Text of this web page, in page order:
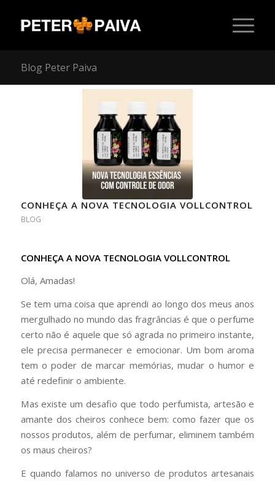
Blog Peter Paiva
CONHEÇA A NOVA TECNOLOGIA VOLLCONTROL
BLOG
CONHEÇA A NOVA TECNOLOGIA VOLLCONTROL
Olá, Amadas!
Se tem uma coisa que aprendi ao longo dos meus anos
mergulhado no mundo das fragrâncias é que o perfume
certo não é aquele que só agrada no primeiro instante,
ele precisa permanecer e emocionar. Um bom aroma
tem o poder de marcar memórias, mudar o humor e
até redefinir o ambiente.
Mas existe um desafio que todo perfumista, artesão e
amante dos cheiros conhece bem: como fazer que os
nossos produtos, além de perfumar, eliminem também
os maus cheiros?
E quando falamos no universo de produtos artesanais